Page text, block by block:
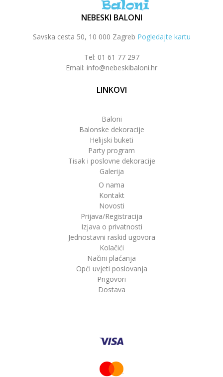
NEBESKI BALONI
Savska cesta 50, 10 000 Zagreb Pogledajte kartu
Tel: 01 61 77 297
Email: info@nebeskibaloni.hr
LINKOVI
Baloni
Balonske dekoracije
Helijski buketi
Party program
Tisak i poslovne dekoracije
Galerija
O nama
Kontakt
Novosti
Prijava/Registracija
Izjava o privatnosti
Jednostavni raskid ugovora
Kolačići
Načini plaćanja
Opći uvjeti poslovanja
Prigovori
Dostava